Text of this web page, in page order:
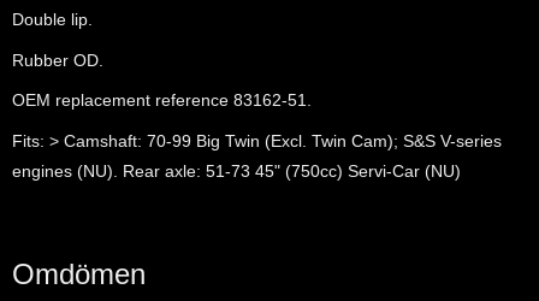
Double lip.
Rubber OD.
OEM replacement reference 83162-51.
Fits: > Camshaft: 70-99 Big Twin (Excl. Twin Cam); S&S V-series
engines (NU). Rear axle: 51-73 45" (750cc) Servi-Car (NU)
Omdömen